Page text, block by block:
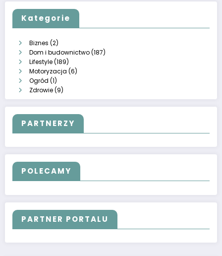
Kategorie
Biznes (2)
Dom i budownictwo(187)
Lifestyle(189)
Motoryzacja (6)
Ogród (1)
Zdrowie(9)
PARTNERZY
POLECAMY
PARTNER PORTALU